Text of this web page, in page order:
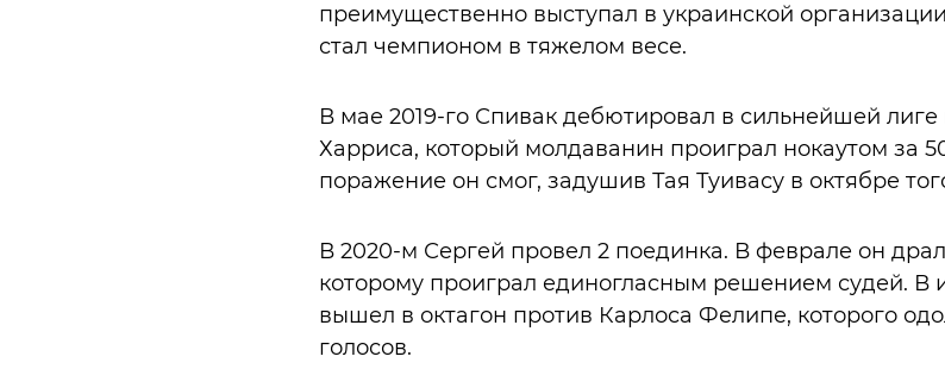
преимущественно выступал в украинской
стал чемпионом в тяжелом весе.
В мае 2019-го Спивак дебютировал в сильнейшей
Харриса, который молдаванин проиграл нокаутом за
поражение он смог, задушив Тая Туивасу в октябре
В 2020-м Сергей провел 2 поединка. В феврале он
которому проиграл единогласным решением судей.
вышел в октагон против Карлоса Фелипе, которого
голосов.